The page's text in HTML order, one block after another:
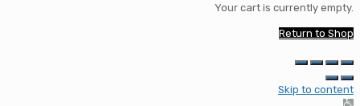
Your cart is currently empty.
Return to Shop
Skip to content